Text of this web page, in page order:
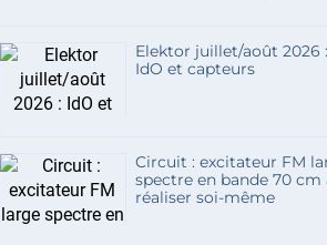
Elektor juillet/août 2026 :
IdO et capteurs
Circuit : excitateur FM
spectre en bande 70 cm
réaliser soi-même